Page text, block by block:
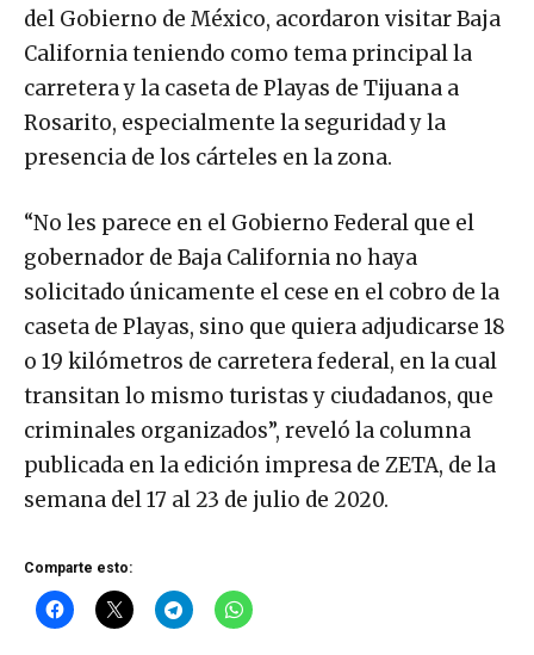
del Gobierno de México, acordaron visitar Baja
California teniendo como tema principal la
carretera y la caseta de Playas de Tijuana a
Rosarito, especialmente la seguridad y la
presencia de los cárteles en la zona.
“No les parece en el Gobierno Federal que el
gobernador de Baja California no haya
solicitado únicamente el cese en el cobro de la
caseta de Playas, sino que quiera adjudicarse 18
o 19 kilómetros de carretera federal, en la cual
transitan lo mismo turistas y ciudadanos, que
criminales organizados”, reveló la columna
publicada en la edición impresa de ZETA, de la
semana del 17 al 23 de julio de 2020.
Comparte esto: